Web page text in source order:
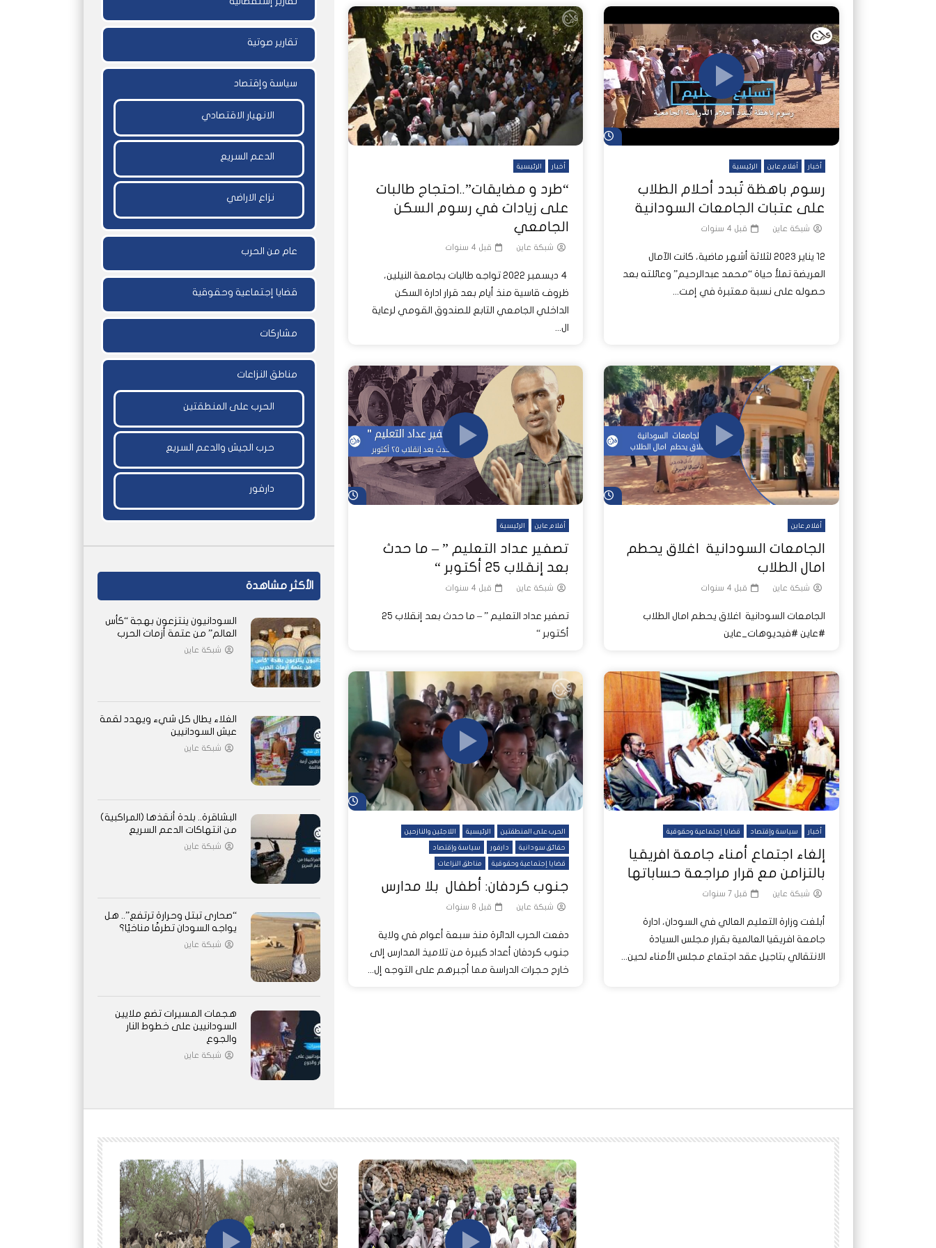
أخبار أفلام عاين الرئيسية
رسوم باهظة تُبدد أحلام الطلاب
على عتبات الجامعات السودانية
شبكة عاين قبل 4 سنوات
12 يناير 2023 لثلاثة أشهر ماضية، كانت الآمال
العريضة تملأ حياة “محمد عبدالرحيم” وعائلته بعد
حصوله على نسبة معتبرة في إمت...
أخبار الرئيسية
“طرد و مضايقات”..احتجاج طالبات
على زيادات في رسوم السكن
الجامعي
شبكة عاين قبل 4 سنوات
4 ديسمبر 2022 تواجه طالبات بجامعة النيلين،
ظروف قاسية منذ أيام بعد قرار ادارة السكن
الداخلي الجامعي التابع للصندوق القومي لرعاية
ال...
شاهد لاحقاً
أفلام عاين
الجامعات السودانية اغلاق يحطم
امال الطلاب
شبكة عاين قبل 4 سنوات
الجامعات السودانية اغلاق يحطم امال الطلاب
#عاين #فيديوهات_عاين
أفلام عاين الرئيسية
تصفير عداد التعليم ” – ما حدث
بعد إنقلاب ٢٥ أكتوبر “
شبكة عاين قبل 4 سنوات
تصفير عداد التعليم ” – ما حدث بعد إنقلاب ٢٥
أكتوبر “
أخبار سياسة وإقتصاد قضايا إجتماعية وحقوقية
إلغاء اجتماع أمناء جامعة افريقيا
بالتزامن مع قرار مراجعة حساباتها
شبكة عاين قبل 7 سنوات
أبلغت وزارة التعليم العالي في السودان، ادارة
جامعة افريقيا العالمية بقرار مجلس السيادة
الانتقالي بتاجيل عقد اجتماع مجلس الأمناء لحين...
شاهد لاحقاً
الحرب على المنطقتين الرئيسية اللاجئين والنازحين
حقائق سودانية دارفور سياسة وإقتصاد
قضايا إجتماعية وحقوقية مناطق النزاعات
جنوب كردفان: أطفال بلا مدارس
شبكة عاين قبل 8 سنوات
دفعت الحرب الدائرة منذ سبعة أعوام في ولاية
جنوب كردفان أعداد كبيرة من تلاميذ المدارس إلى
خارج حجرات الدراسة مما أجبرهم على التوجه إل...
تقارير صوتية
سياسة وإقتصاد
الانهيار الاقتصادي
الدعم السريع
نزاع الاراضي
عام من الحرب
قضايا إجتماعية وحقوقية
مشاركات
مناطق النزاعات
الحرب على المنطقتين
حرب الجيش والدعم السريع
دارفور
الأكثر مشاهدة
السودانيون ينتزعون بهجة “كأس
العالم” من عتمة أزمات الحرب
شبكة عاين
الغلاء يطال كل شيء ويهدد لقمة
عيش السودانيين
شبكة عاين
البشاقرة.. بلدة أنقذها (المراكبية)
من انتهاكات الدعم السريع
شبكة عاين
“صحارى تبتل وحرارة ترتفع”.. هل
يواجه السودان تطرفًا مناخيًا؟
شبكة عاين
هجمات المسيرات تضع ملايين
السودانيين على خطوط النار
والجوع
شبكة عاين